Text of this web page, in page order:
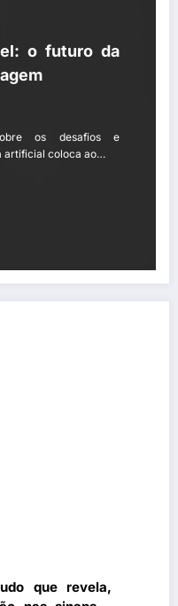
o futuro da
os desafios e
artificial coloca ao…
que revela,